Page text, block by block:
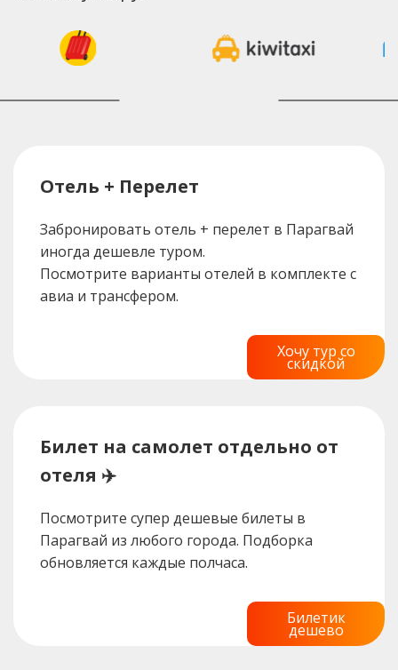
Отель + Перелет
Забронировать отель + перелет в Парагвай
иногда дешевле туром.
Посмотрите варианты отелей в комплекте с
авиа и трансфером.
Хочу тур со
скидкой
Билет на самолет отдельно от
отеля ✈️
Посмотрите супер дешевые билеты в
Парагвай из любого города. Подборка
обновляется каждые полчаса.
Билетик
дешево